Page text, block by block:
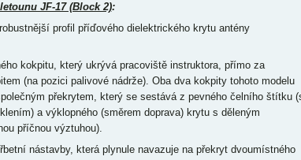
JF-17 (Block 2):
profil příďového dielektrického krytu antény
kokpitu, který ukrývá pracoviště instruktora, přímo za
(na pozici palivové nádrže). Oba dva kokpity tohoto modelu
překrytem, který se sestává z pevného čelního štítku
a výklopného (směrem doprava) krytu s děleným
příčnou výztuhou).
nástavby, která plynule navazuje na překryt dvoumístného